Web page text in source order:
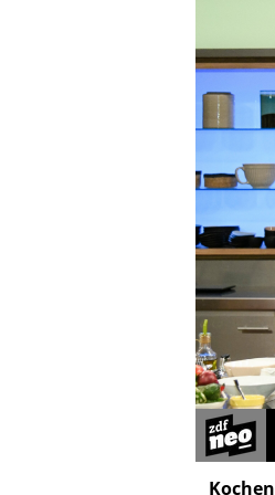
Kochen